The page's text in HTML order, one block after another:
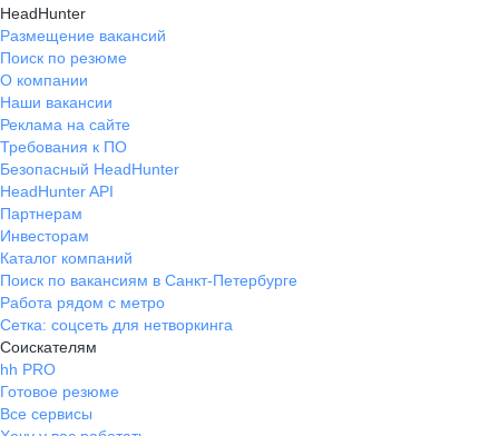
HeadHunter
Размещение вакансий
Поиск по резюме
О компании
Наши вакансии
Реклама на сайте
Требования к ПО
Безопасный HeadHunter
HeadHunter API
Партнерам
Инвесторам
Каталог компаний
Поиск по вакансиям в Санкт-Петербурге
Работа рядом с метро
Сетка: соцсеть для нетворкинга
Соискателям
hh PRO
Готовое резюме
Все сервисы